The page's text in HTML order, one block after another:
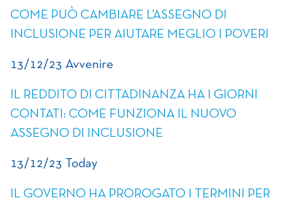
COME PUÒ CAMBIARE L’ASSEGNO DI
INCLUSIONE PER AIUTARE MEGLIO I POVERI
13/12/23 Avvenire
IL REDDITO DI CITTADINANZA HA I GIORNI
CONTATI: COME FUNZIONA IL NUOVO
ASSEGNO DI INCLUSIONE
13/12/23 Today
IL GOVERNO HA PROROGATO I TERMINI PER